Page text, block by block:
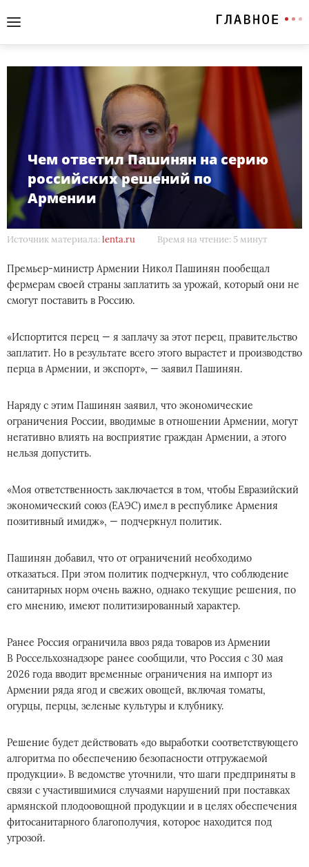
Чем ответил Пашинян на серию
российских решений по
Армении
Источник материала: lenta.ru Время на чтение: 5 минут
Премьер-министр Армении Никол Пашинян пообещал
фермерам своей страны заплатить за урожай, который они не
смогут поставить в Россию.
«Испортится перец — я заплачу за этот перец, правительство
заплатит. Но в результате всего этого вырастет и производство
перца в Армении, и экспорт», — заявил Пашинян.
Наряду с этим Пашинян заявил, что экономические
ограничения России, вводимые в отношении Армении, могут
негативно влиять на восприятие граждан Армении, а этого
нельзя допустить.
«Моя ответственность заключается в том, чтобы Евразийский
экономический союз (ЕАЭС) имел в республике Армения
позитивный имидж», — подчеркнул политик.
Пашинян добавил, что от ограничений необходимо
отказаться. При этом политик подчеркнул, что соблюдение
санитарных норм очень важно, однако текущие решения, по
его мнению, имеют политизированный характер.
Ранее Россия ограничила ввоз ряда товаров из Армении
В Россельхознадзоре ранее сообщили, что Россия с 30 мая
2026 года вводит временные ограничения на импорт из
Армении ряда ягод и свежих овощей, включая томаты,
огурцы, перцы, зеленые культуры и клубнику.
Решение будет действовать «до выработки соответствующего
алгоритма по обеспечению безопасности отгружаемой
продукции». В ведомстве уточнили, что шаги предприняты в
связи с участившимися случаями нарушений при поставках
армянской плодоовощной продукции и в целях обеспечения
фитосанитарного благополучия, которое находится под
угрозой.